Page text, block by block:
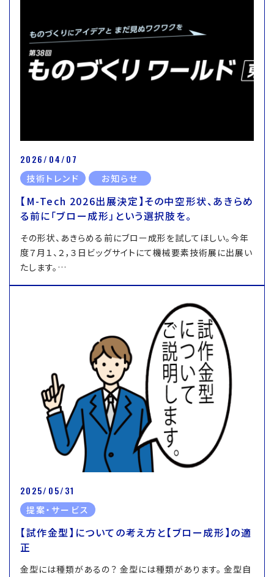
2026/04/07
技術トレンド お知らせ
【M-Tech 2026出展決定】その中空形状、あきらめ
る前に「ブロー成形」という選択肢を。
その形状、あきらめる前にブロー成形を試してほしい。今年
度７月１、２，３日ビッグサイトにて機械要素技術展に出展い
たします。…
2025/05/31
提案・サービス
【試作金型】についての考え方と【ブロー成形】の適
正
金型には種類があるの？ 金型には種類があります。 金型自